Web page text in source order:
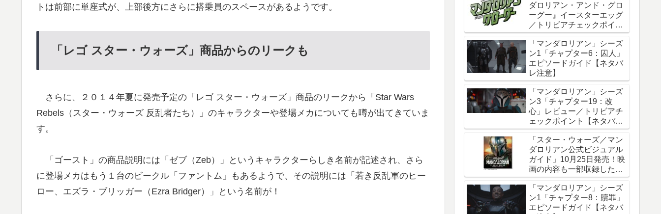
トは前部に単座式が、上部後方にさらに搭乗員のスペースがあるようです。
「レゴ スター・ウォーズ」商品からのリークも
さらに、２０１４年夏に発売予定の「レゴ スター・ウォーズ」商品のリークから「Star Wars
Rebels（スター・ウォーズ 反乱者たち）」のキャラクターや登場メカについても噂が出てきていま
す。
「ゴースト」の商品説明には「ゼブ（Zeb）」というキャラクターらしき名前が記述され、さら
に登場メカはもう１台のビークル「ファントム」もあるようで、その説明には「若き反乱軍のヒー
ロー、エズラ・ブリッガー（Ezra Bridger）」という名前が！
ダロリアン・アンド・グロ
ーグー』イースターエッグ
／トリビアチェックポイン
ト総まとめ【ネタバレ注
意】
「マンダロリアン」シーズ
ン1「チャプター6：囚人」
エピソードガイド【ネタバ
レ注意】
「マンダロリアン」シーズ
ン3「チャプター19：改
心」レビュー／トリビアチ
ェックポイント【ネタバレ
注意】
「スター・ウォーズ／マン
ダロリアン公式ビジュアル
ガイド」10月25日発売！映
画の内容も一部収録した邦
訳版
「マンダロリアン」シーズ
ン1「チャプター8：贖罪」
エピソードガイド【ネタバ